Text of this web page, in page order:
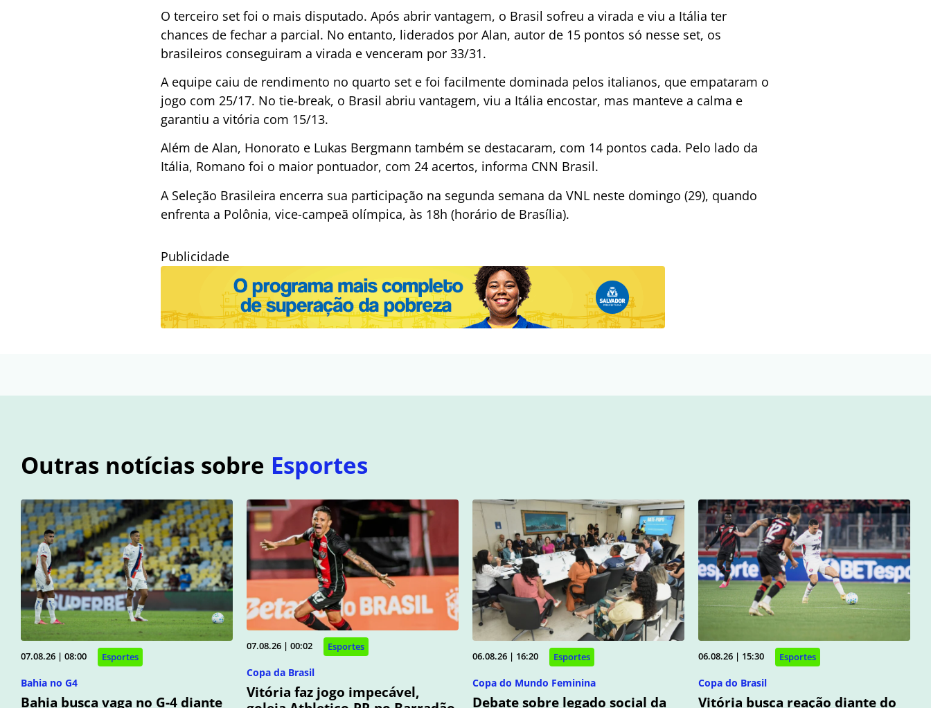
O terceiro set foi o mais disputado. Após abrir vantagem, o Brasil sofreu a virada e viu a Itália ter
chances de fechar a parcial. No entanto, liderados por Alan, autor de 15 pontos só nesse set, os
brasileiros conseguiram a virada e venceram por 33/31.
A equipe caiu de rendimento no quarto set e foi facilmente dominada pelos italianos, que empataram o
jogo com 25/17. No tie-break, o Brasil abriu vantagem, viu a Itália encostar, mas manteve a calma e
garantiu a vitória com 15/13.
Além de Alan, Honorato e Lukas Bergmann também se destacaram, com 14 pontos cada. Pelo lado da
Itália, Romano foi o maior pontuador, com 24 acertos, informa CNN Brasil.
A Seleção Brasileira encerra sua participação na segunda semana da VNL neste domingo (29), quando
enfrenta a Polônia, vice-campeã olímpica, às 18h (horário de Brasília).
Publicidade
Outras notícias sobre Esportes
07.08.26 | 08:00 Esportes
Bahia no G4
Bahia busca vaga no G-4 diante
07.08.26 | 00:02 Esportes
Copa da Brasil
Vitória faz jogo impecável,
06.08.26 | 16:20 Esportes
Copa do Mundo Feminina
Debate sobre legado social da
06.08.26 | 15:30 Esportes
Copa do Brasil
Vitória busca reação diante do